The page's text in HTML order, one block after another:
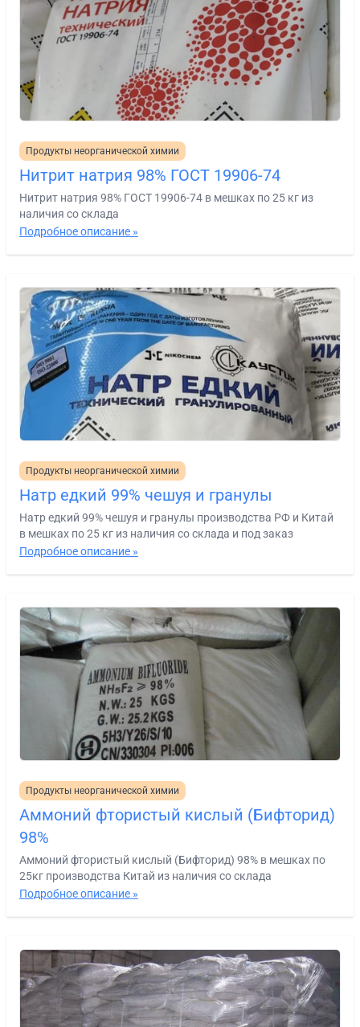
Продукты неорганической химии
Нитрит натрия 98% ГОСТ 19906-74
Нитрит натрия 98% ГОСТ 19906-74 в мешках по 25 кг из
наличия со склада
Подробное описание »
Продукты неорганической химии
Натр едкий 99% чешуя и гранулы
Натр едкий 99% чешуя и гранулы производства РФ и Китай
в мешках по 25 кг из наличия со склада и под заказ
Подробное описание »
Продукты неорганической химии
Аммоний фтористый кислый (Бифторид)
98%
Аммоний фтористый кислый (Бифторид) 98% в мешках по
25кг производства Китай из наличия со склада
Подробное описание »